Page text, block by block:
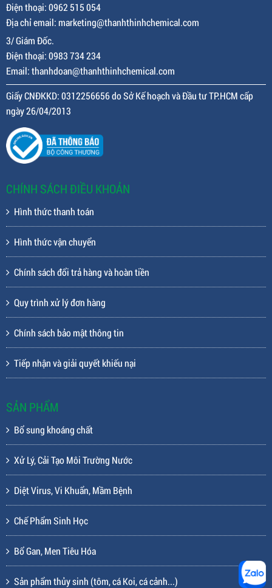
Điện thoại: 0962 515 054
Địa chỉ email: marketing@thanhthinhchemical.com
3/ Giám Đốc.
Điện thoại: 0983 734 234
Email: thanhdoan@thanhthinhchemical.com
Giấy CNĐKKD: 0312256656 do Sở Kế hoạch và Đầu tư TP.HCM cấp
ngày 26/04/2013
CHÍNH SÁCH ĐIỀU KHOẢN
Hình thức thanh toán
Hình thức vận chuyển
Chính sách đổi trả hàng và hoàn tiền
Quy trình xử lý đơn hàng
Chính sách bảo mật thông tin
Tiếp nhận và giải quyết khiếu nại
SẢN PHẨM
Bổ sung khoáng chất
Xử Lý, Cải Tạo Môi Trường Nước
Diệt Virus, Vi Khuẩn, Mầm Bệnh
Chế Phẩm Sinh Học
Bổ Gan, Men Tiêu Hóa
Sản phẩm thủy sinh (tôm, cá Koi, cá cảnh...)